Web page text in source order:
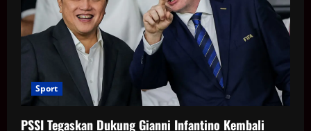
Sport
PSSI Tegaskan Dukung Gianni Infantino Kembali